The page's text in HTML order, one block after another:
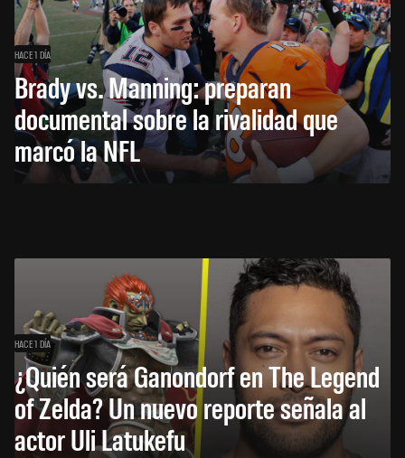
HACE 1 DÍA
Brady vs. Manning: preparan
documental sobre la rivalidad que
marcó la NFL
HACE 1 DÍA
¿Quién será Ganondorf en The Legend
of Zelda? Un nuevo reporte señala al
actor Uli Latukefu